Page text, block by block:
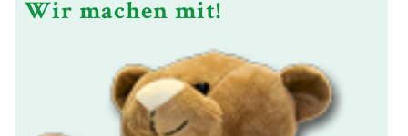
Wir machen mit!